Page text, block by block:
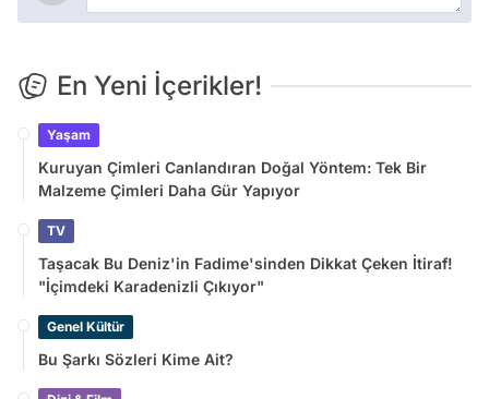
En Yeni İçerikler!
Yaşam
Kuruyan Çimleri Canlandıran Doğal Yöntem: Tek Bir
Malzeme Çimleri Daha Gür Yapıyor
TV
Taşacak Bu Deniz'in Fadime'sinden Dikkat Çeken İtiraf!
"İçimdeki Karadenizli Çıkıyor"
Genel Kültür
Bu Şarkı Sözleri Kime Ait?